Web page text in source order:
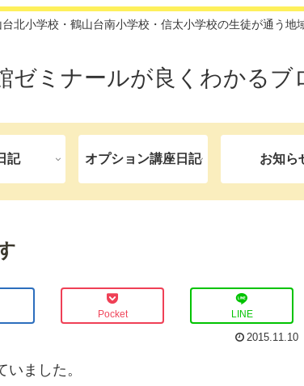
北小学校・鶴山台南小学校・信太小学校の生徒が通う地
ゼミナールが良くわかるブ
記 オプション講座日記 お知ら
Pocket LINE
2015.11.10
ました。